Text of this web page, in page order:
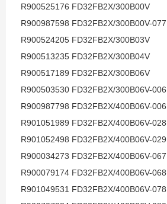
R900525176 FD32FB2X/300B00V
R900987598 FD32FB2X/300B00V-077
R900524205 FD32FB2X/300B03V
R900513235 FD32FB2X/300B04V
R900517189 FD32FB2X/300B06V
R900503530 FD32FB2X/300B06V-006
R900987798 FD32FB2X/400B06V-006
R901051989 FD32FB2X/400B06V-028
R901052498 FD32FB2X/400B06V-029
R900034273 FD32FB2X/400B06V-067
R900079174 FD32FB2X/400B06V-068
R901049531 FD32FB2X/400B06V-078